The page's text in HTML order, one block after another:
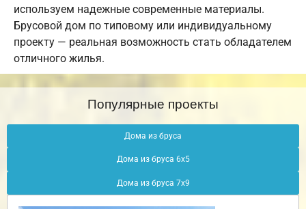
используем надежные современные материалы.
Брусовой дом по типовому или индивидуальному
проекту — реальная возможность стать обладателем
отличного жилья.
Популярные проекты
Дома из бруса
Дома из бруса 6х5
Дома из бруса 7х9